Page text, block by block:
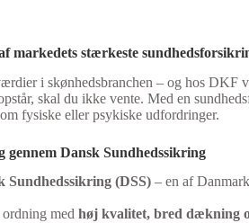
markedets stærkeste
i skønhedsbranchen – og hos DKF
skal du ikke vente. Med en
fysiske eller psykiske udfordringer.
Dansk Sundhedssikring
Sundhedssikring (DSS) – en af
med høj kvalitet, bred dækning